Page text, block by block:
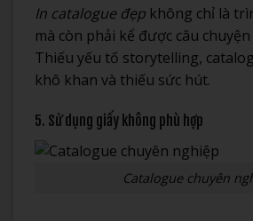
In catalogue đẹp không chỉ là
mà còn phải kể được câu
Thiếu yếu tố storytelling,
khô khan và thiếu sức hút.
5. Sử dụng giấy không phù hợp
Catalogue chuyên